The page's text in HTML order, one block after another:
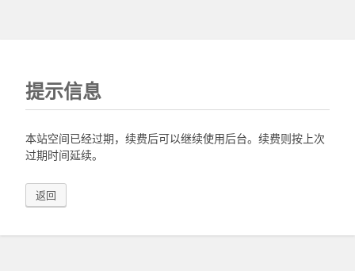
提示信息
本站空间已经过期，续费后可以继续使用后台。续费则按上次
过期时间延续。
返回